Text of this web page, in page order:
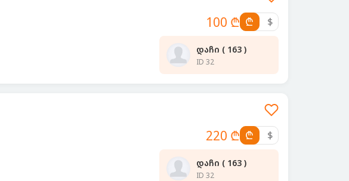
100 ₾ ₾ $
დაჩი ( 163 )
ID 32
220 ₾ ₾ $
დაჩი ( 163 )
ID 32